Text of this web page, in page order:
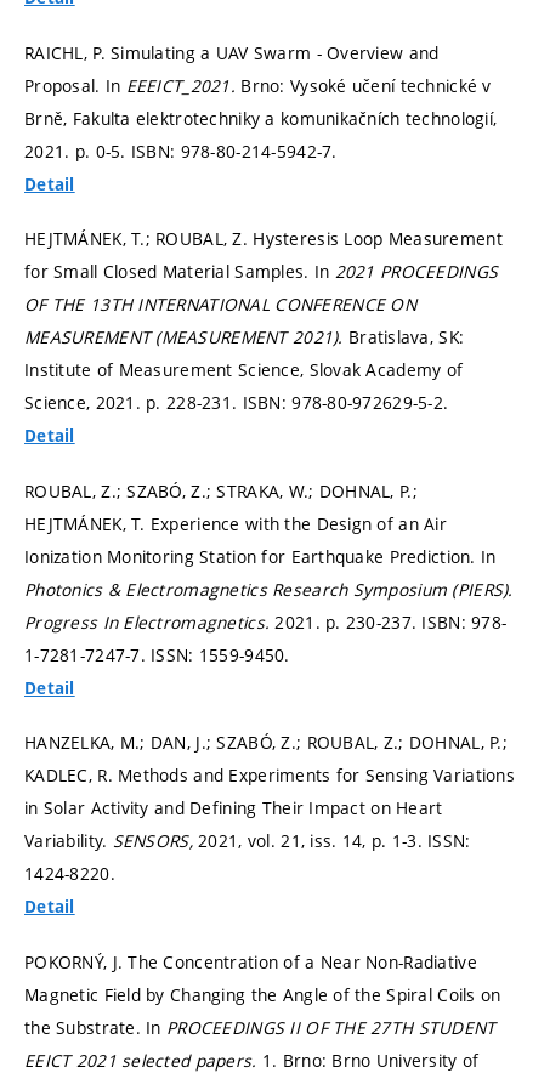
RAICHL, P. Simulating a UAV Swarm - Overview and
Proposal. In EEEICT_2021. Brno: Vysoké učení technické v
Brně, Fakulta elektrotechniky a komunikačních technologií,
2021. p. 0-5. ISBN: 978-80-214-5942-7.
Detail
HEJTMÁNEK, T.; ROUBAL, Z. Hysteresis Loop Measurement
for Small Closed Material Samples. In 2021 PROCEEDINGS
OF THE 13TH INTERNATIONAL CONFERENCE ON
MEASUREMENT (MEASUREMENT 2021). Bratislava, SK:
Institute of Measurement Science, Slovak Academy of
Science, 2021. p. 228-231. ISBN: 978-80-972629-5-2.
Detail
ROUBAL, Z.; SZABÓ, Z.; STRAKA, W.; DOHNAL, P.;
HEJTMÁNEK, T. Experience with the Design of an Air
Ionization Monitoring Station for Earthquake Prediction. In
Photonics & Electromagnetics Research Symposium (PIERS).
Progress In Electromagnetics. 2021. p. 230-237. ISBN: 978-
1-7281-7247-7. ISSN: 1559-9450.
Detail
HANZELKA, M.; DAN, J.; SZABÓ, Z.; ROUBAL, Z.; DOHNAL, P.;
KADLEC, R. Methods and Experiments for Sensing Variations
in Solar Activity and Defining Their Impact on Heart
Variability. SENSORS,2021, vol. 21, iss. 14, p. 1-3. ISSN:
1424-8220.
Detail
POKORNÝ, J. The Concentration of a Near Non-Radiative
Magnetic Field by Changing the Angle of the Spiral Coils on
the Substrate. In PROCEEDINGS II OF THE 27TH STUDENT
EEICT 2021 selected papers. 1. Brno: Brno University of